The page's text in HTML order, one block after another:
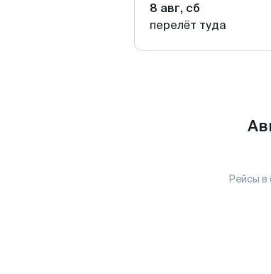
8 авг, сб
перелёт туда
Рейсы в